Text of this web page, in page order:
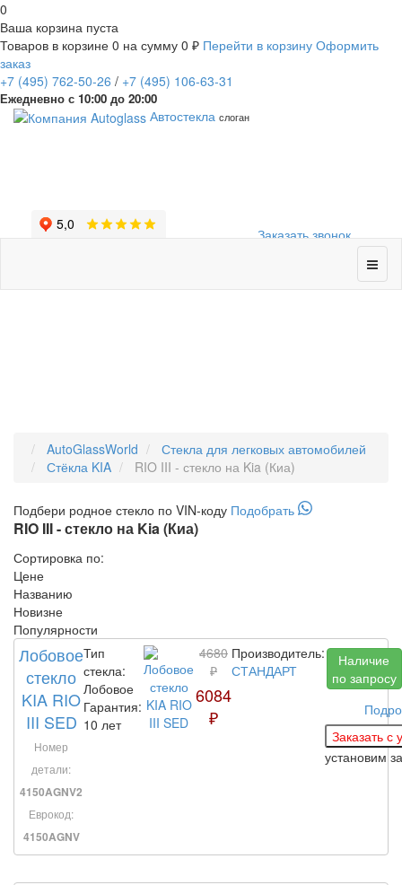
0
Ваша корзина пуста
Товаров в корзине 0 на сумму 0 ₽ Перейти в корзину Оформить
заказ
+7 (495) 762-50-26 / +7 (495) 106-63-31
Ежедневно с 10:00 до 20:00
Заказать звонок
Автостекла слоган
AutoGlassWorld
Стекла для легковых автомобилей
Стёкла KIA
RIO III - стекло на Kia (Киа)
Подбери родное стекло по VIN-коду Подобрать
RIO III - стекло на Kia (Киа)
Сортировка по:
Цене
Названию
Новизне
Популярности
Лобовое
стекло
KIA RIO
III SED
Номер
детали:
4150AGNV2
Еврокод:
4150AGNV
Тип
стекла:
Лобовое
Гарантия:
10 лет
4680
₽
6084
₽
Производитель:
СТАНДАРТ
Наличие
по запросу
установим